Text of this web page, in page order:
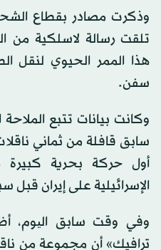
وذكرت مصادر بقطاع
تلقت رسالة لاسلكية من
هذا الممر الحيوي لنقل
سفن.
وكانت بيانات تتبع
سابق قافلة من ثماني
أول حركة بحرية كبيرة
الإسرائيلية على إيران قبل
وفي وقت سابق الیوم،
ترافيك» أن مجموعة من